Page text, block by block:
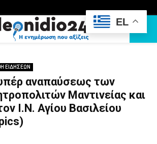
ΕΙΔΗΣΕΩΝ
αναπαύσεως των
Μαντινείας και
Ι.Ν. Αγίου Βασιλείου
EL